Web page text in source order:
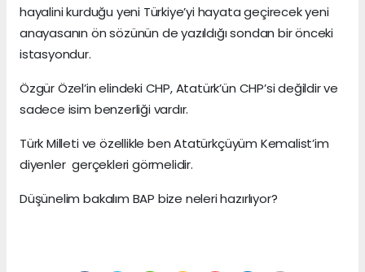
hayalini kurduğu yeni Türkiye’yi hayata geçirecek yeni
anayasanın ön sözünün de yazıldığı sondan bir önceki
istasyondur.
Özgür Özel’in elindeki CHP, Atatürk’ün CHP’si değildir ve
sadece isim benzerliği vardır.
Türk Milleti ve özellikle ben Atatürkçüyüm Kemalist’im
diyenler gerçekleri görmelidir.
Düşünelim bakalım BAP bize neleri hazırlıyor?